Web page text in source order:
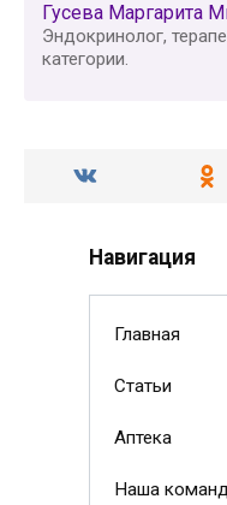
Гусева Маргарита
Эндокринолог,
категории.
Навигация
Главная
Статьи
Аптека
Наша